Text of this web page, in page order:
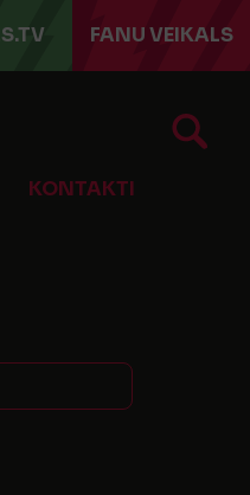
FANU VEIKALS
KONTAKTI